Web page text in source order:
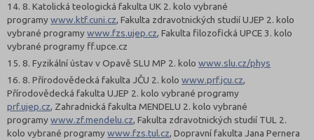
14. 8. Katolická teologická fakulta UK 2. kolo vybrané
programywww.ktf.cuni.cz, Fakulta zdravotnických studií UJEP 2. kolo
vybrané programywww.fzs.ujep.cz, Fakulta filozofická UPCE 3. kolo
vybrané programy ff.upce.cz
15. 8.Fyzikální ústav v Opavě SLU MP 2. kolowww.slu.cz/phys
16. 8. Přírodovědecká fakulta JČU 2. kolowww.prf.jcu.cz,
Přírodovědecká fakulta UJEP 2. kolo vybrané programy
prf.ujep.cz, Zahradnická fakulta MENDELU 2. kolo vybrané
programywww.zf.mendelu.cz,Fakulta zdravotnických studií TUL 2.
kolo vybrané programywww.fzs.tul.cz,Dopravní fakulta Jana Pernera